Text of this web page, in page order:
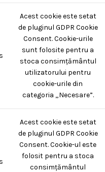
Acest cookie este setat
de pluginul GDPR Cookie
Consent. Cookie-urile
sunt folosite pentru a
stoca consimțământul
utilizatorului pentru
cookie-urile din
categoria „Necesare”.
Acest cookie este setat
de pluginul GDPR Cookie
Consent. Cookie-ul este
folosit pentru a stoca
consimțământul